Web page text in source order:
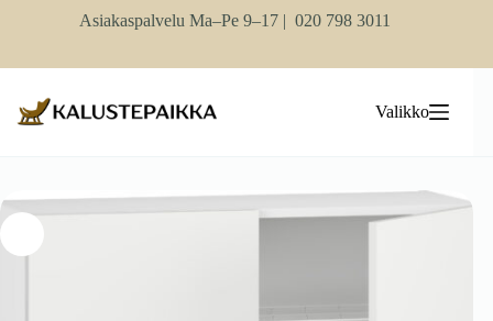
Asiakaspalvelu Ma–Pe 9–17 | 020 798 3011
Valikko